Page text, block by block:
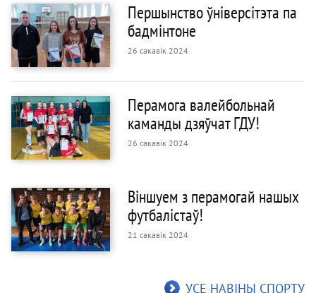
Перамога валейбольнай
каманды дзяўчат ГДУ!
26 сакавік 2024
Першынство ўніверсітэта па
бадмінтоне
26 сакавік 2024
Віншуем з перамогай нашых
футбалістаў!
21 сакавік 2024
УСЕ НАВІНЫ СПОРТУ